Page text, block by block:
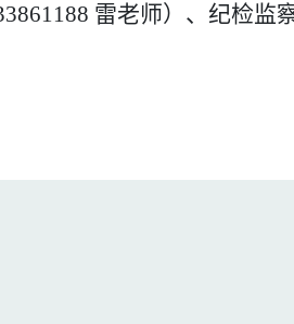
雷老师）、纪检监